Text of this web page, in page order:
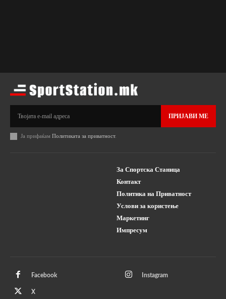
ПРИЈАВИ МЕ
Ја прифаќам Политиката за приватност.
За Спортска Станица
Контакт
Политика на Приватност
Услови за користење
Маркетинг
Импресум
Facebook Instagram
X